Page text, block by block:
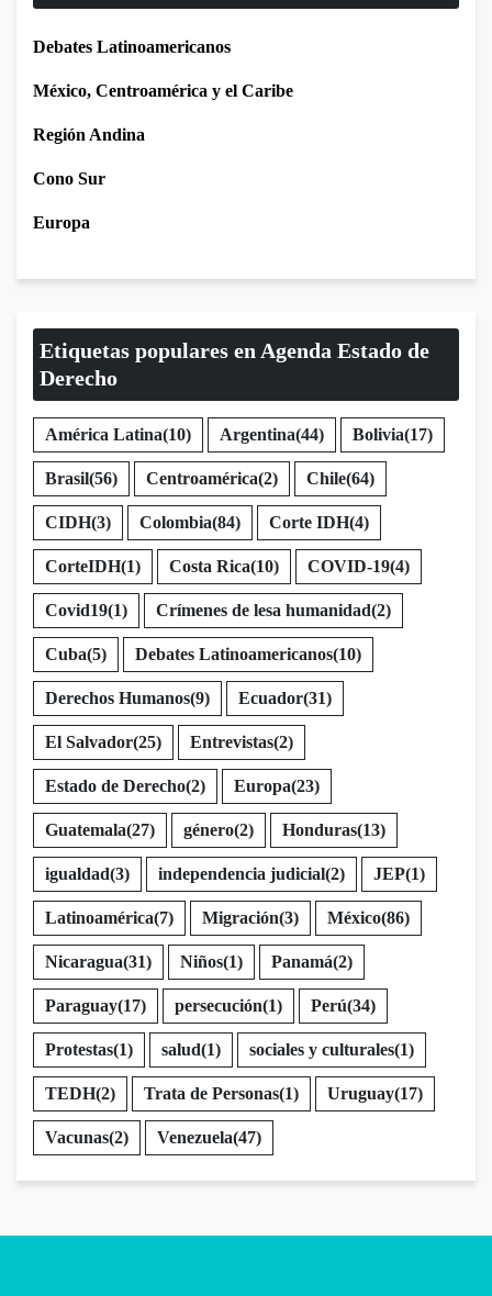
Debates Latinoamericanos
México, Centroamérica y el Caribe
Región Andina
Cono Sur
Europa
Etiquetas populares en Agenda Estado de
Derecho
América Latina(10) Argentina(44) Bolivia(17)
Brasil(56) Centroamérica(2) Chile(64)
CIDH(3) Colombia(84) Corte IDH(4)
CorteIDH(1) Costa Rica(10) COVID-19(4)
Covid19(1) Crímenes de lesa humanidad(2)
Cuba(5) Debates Latinoamericanos(10)
Derechos Humanos(9) Ecuador(31)
El Salvador(25) Entrevistas(2)
Estado de Derecho(2) Europa(23)
Guatemala(27) género(2) Honduras(13)
igualdad(3) independencia judicial(2) JEP(1)
Latinoamérica(7) Migración(3) México(86)
Nicaragua(31) Niños(1) Panamá(2)
Paraguay(17) persecución(1) Perú(34)
Protestas(1) salud(1) sociales y culturales(1)
TEDH(2) Trata de Personas(1) Uruguay(17)
Vacunas(2) Venezuela(47)